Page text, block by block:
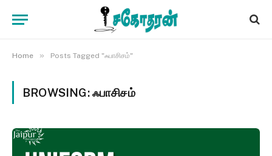
Home » Posts Tagged "ஃபாசிசம்"
BROWSING:ஃபாசிசம்